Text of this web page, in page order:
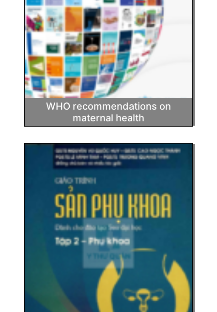
WHO recommendations on
maternal health